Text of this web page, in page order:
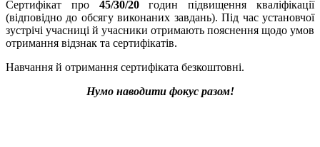
Сертифікат про 45/30/20годин підвищення кваліфікації
(відповідно до обсягу виконаних завдань). Під час установчої
зустрічі учасниці й учасники отримають пояснення щодо умов
отримання відзнак та сертифікатів.
Навчання й отримання сертифіката безкоштовні.
Нумо наводити фокус разом!